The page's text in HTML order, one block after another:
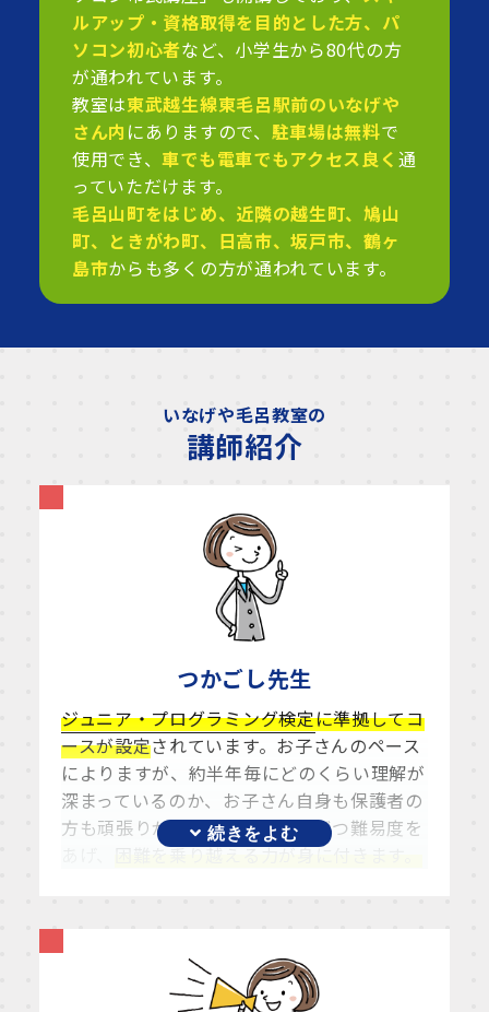
ルアップ・資格取得を目的とした方、パ
ソコン初心者など、小学生から80代の方
が通われています。
教室は東武越生線東毛呂駅前のいなげや
さん内 にありますので、 駐車場は無料で
使用でき、車でも電車でもアクセス良く 通
っていただけます。
毛呂山町をはじめ、近隣の越生町、鳩山
町、ときがわ町、日高市、坂戸市、鶴ヶ
島市からも多くの方が通われています。
いなげや毛呂教室の
講師紹介
つかごし先生
ジュニア・プログラミング検定に準拠してコ
ースが設定されています。お子さんのペース
によりますが、約半年毎にどのくらい理解が
深まっているのか、お子さん自身も保護者の
方も頑張りがわかります。少しずつ難易度を
困難を乗り越える力が身に付きます。